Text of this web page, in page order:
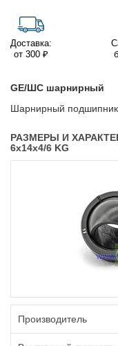
Доставка:
от 300 ₽
GE/ШС шарнирный
Шарнирный подшипник
РАЗМЕРЫ И
6х14х4/6 KG
Производитель